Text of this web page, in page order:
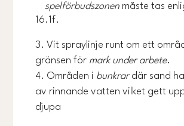
spelförbudszonen måste tas
16.1f.
Vit spraylinje runt om ett
gränsen för mark under arbete.
Områden i bunkrardär sand
av rinnande vatten vilket gett
djupa